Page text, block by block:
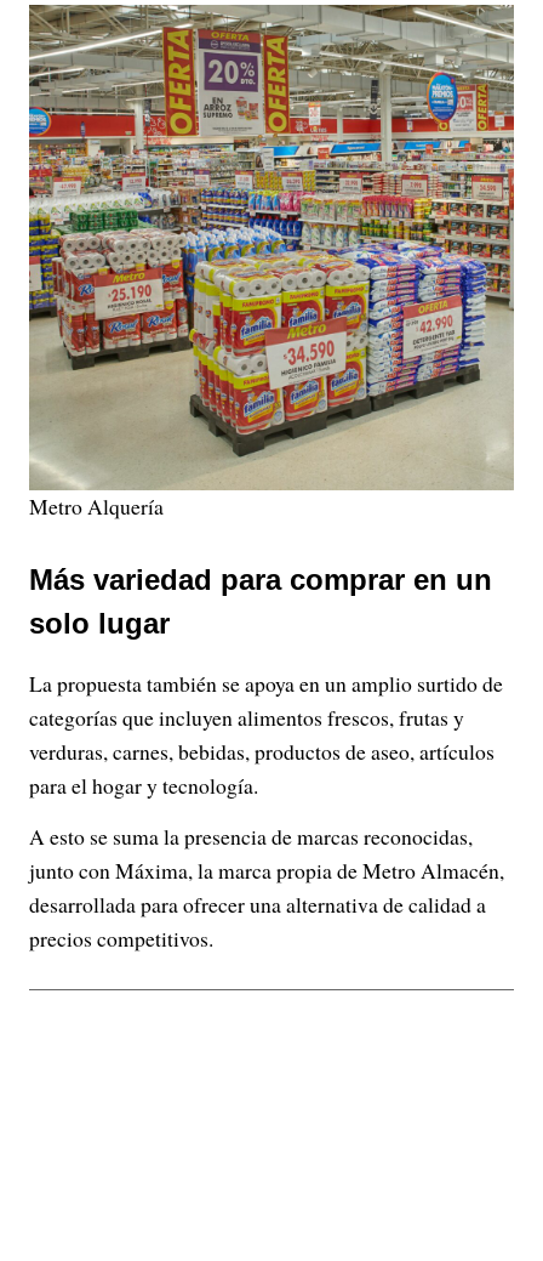
Metro Alquería
Más variedad para comprar en un
solo lugar
La propuesta también se apoya en un amplio surtido de
categorías que incluyen alimentos frescos, frutas y
verduras, carnes, bebidas, productos de aseo, artículos
para el hogar y tecnología.
A esto se suma la presencia de marcas reconocidas,
junto con Máxima, la marca propia de Metro Almacén,
desarrollada para ofrecer una alternativa de calidad a
precios competitivos.